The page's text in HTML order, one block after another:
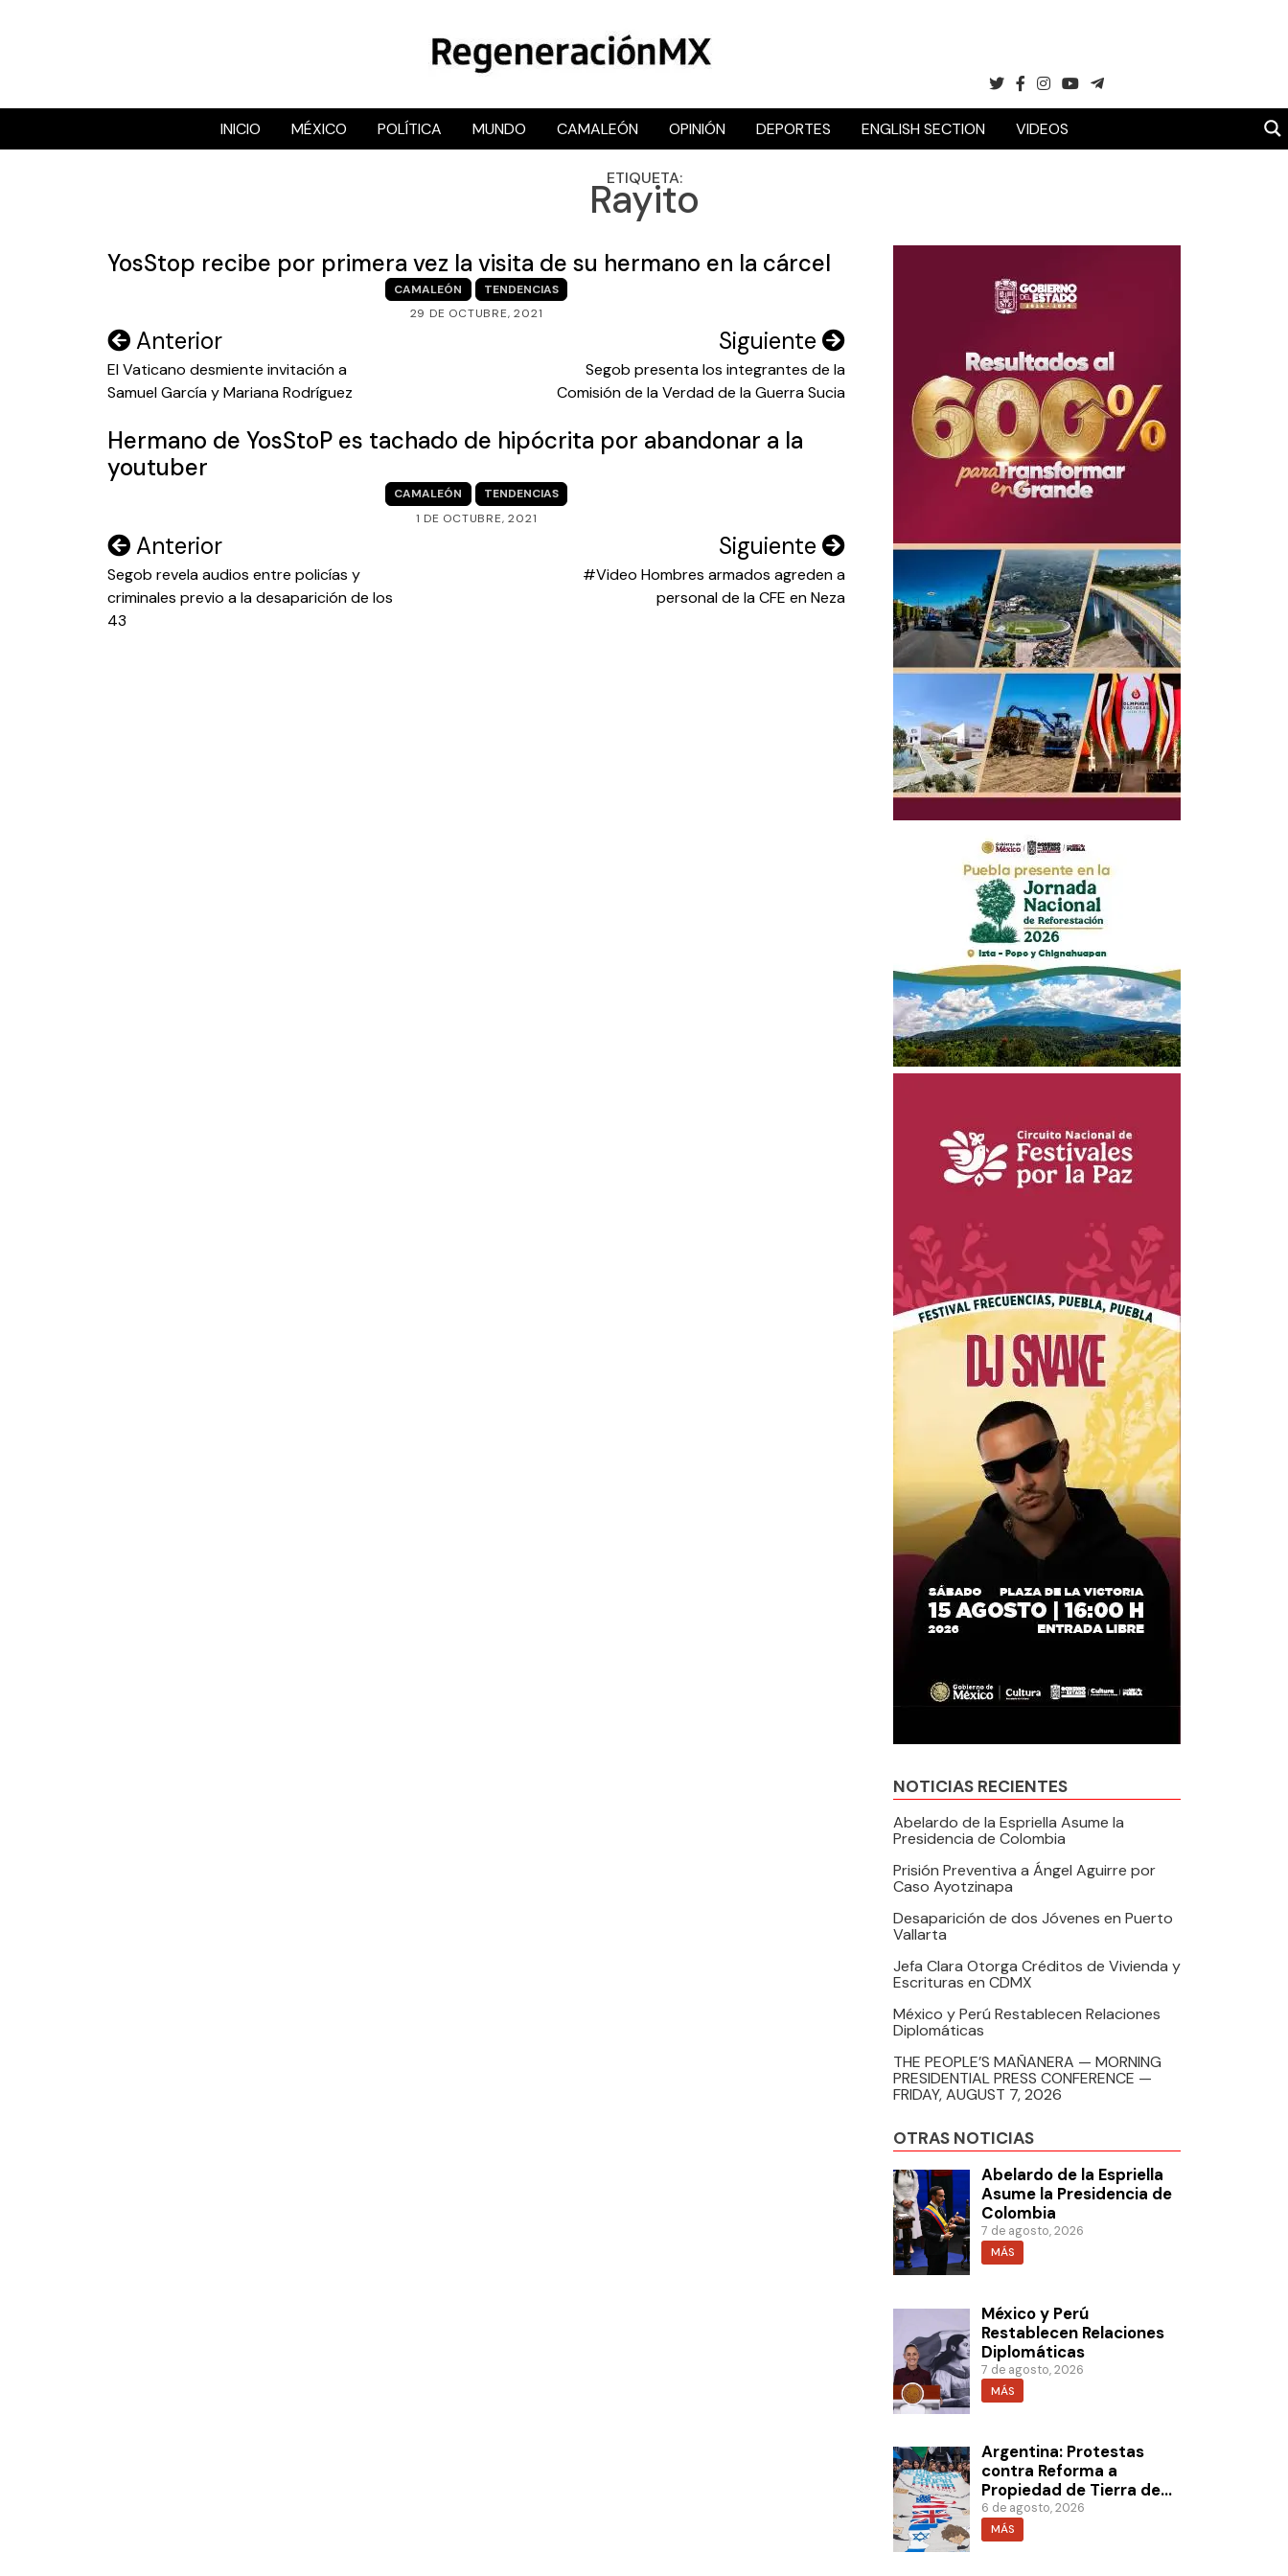
RegeneraciónMX
Sitio de noticias libre e independiente
INICIO MÉXICO POLÍTICA MUNDO CAMALEÓN OPINIÓN DEPORTES ENGLISH SECTION VIDEOS
ETIQUETA:
Rayito
YosStop recibe por primera vez la visita de su hermano en la cárcel
CAMALEÓN
TENDENCIAS
29 DE OCTUBRE, 2021
Navegación
de
Anterior
El Vaticano desmiente invitación a
Samuel García y Mariana Rodríguez
Siguiente
Segob presenta los integrantes de la
Comisión de la Verdad de la Guerra Sucia
Hermano de YosStoP es tachado de hipócrita por abandonar a la
youtuber
CAMALEÓN
TENDENCIAS
1 DE OCTUBRE, 2021
Navegación
de
entradas
Anterior
Segob revela audios entre policías y
criminales previo a la desaparición de los
43
Siguiente
#Video Hombres armados agreden a
personal de la CFE en Neza
NOTICIAS RECIENTES
Abelardo de la Espriella Asume la
Presidencia de Colombia
Prisión Preventiva a Ángel Aguirre por
Caso Ayotzinapa
Desaparición de dos Jóvenes en Puerto
Vallarta
Jefa Clara Otorga Créditos de Vivienda y
Escrituras en CDMX
México y Perú Restablecen Relaciones
Diplomáticas
THE PEOPLE’S MAÑANERA — MORNING
PRESIDENTIAL PRESS CONFERENCE —
FRIDAY, AUGUST 7, 2026
OTRAS NOTICIAS
Abelardo de la Espriella
Asume la Presidencia de
Colombia
7 de agosto, 2026
MÁS
México y Perú
Restablecen Relaciones
Diplomáticas
7 de agosto, 2026
MÁS
Argentina: Protestas
contra Reforma a
Propiedad de Tierra de
Milei
6 de agosto, 2026
MÁS